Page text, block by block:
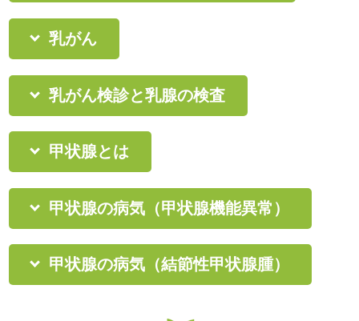
乳がん
乳がん検診と乳腺の検査
甲状腺とは
甲状腺の病気（甲状腺機能異常）
甲状腺の病気（結節性甲状腺腫）